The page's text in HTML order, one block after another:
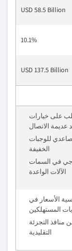
USD 58.5 Billion
10.1%
USD 137.5 Billion
على خيارات
عديمة الاتصال
للوجبات
الخفيفة
في السمات
الآلات الواعدة
الأسعار في
المستهلكين
منافذ التجزئة
التقليدية